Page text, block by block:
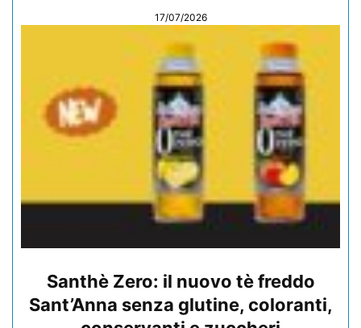
17/07/2026
Santhè Zero: il nuovo tè freddo
Sant’Anna senza glutine, coloranti,